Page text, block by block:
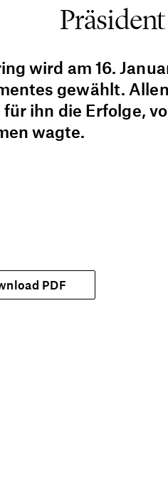
wird am 16.
gewählt.
ihn die Erfolge,
wagte.
PDF